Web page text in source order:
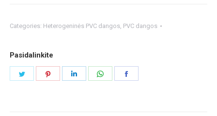
Categories: Heterogeninės PVC dangos, PVC dangos
Pasidalinkite